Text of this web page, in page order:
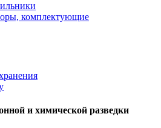
комплектующие
и химической разведки